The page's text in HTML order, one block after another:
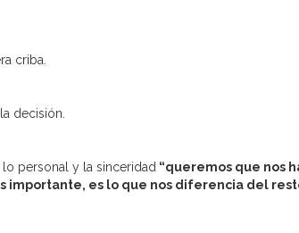
criba.
decisión.
personal y la sinceridad “queremos que nos
es lo que nos diferencia del